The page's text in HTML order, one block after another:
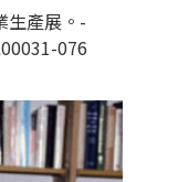
生產展。-
076